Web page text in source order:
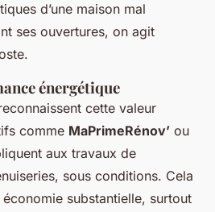
d’une maison mal
ses ouvertures, on agit
énergétique
cette valeur
comme MaPrimeRénov’ ou
aux travaux de
sous conditions. Cela
substantielle, surtout